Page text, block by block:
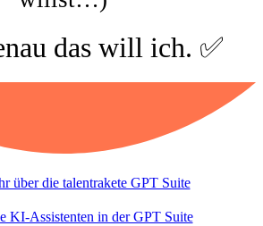
das will ich. ✅
über die talentrakete GPT Suite
KI-Assistenten in der GPT Suite